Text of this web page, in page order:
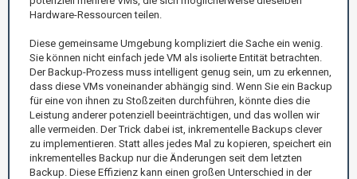
Hardware-Ressourcen teilen.
Diese gemeinsame Umgebung kompliziert die Sache ein wenig.
Sie können nicht einfach jede VM als isolierte Entität betrachten.
Der Backup-Prozess muss intelligent genug sein, um zu erkennen,
dass diese VMs voneinander abhängig sind. Wenn Sie ein Backup
für eine von ihnen zu Stoßzeiten durchführen, könnte dies die
Leistung anderer potenziell beeinträchtigen, und das wollen wir
alle vermeiden. Der Trick dabei ist, inkrementelle Backups clever
zu implementieren. Statt alles jedes Mal zu kopieren, speichert ein
inkrementelles Backup nur die Änderungen seit dem letzten
Backup. Diese Effizienz kann einen großen Unterschied in der